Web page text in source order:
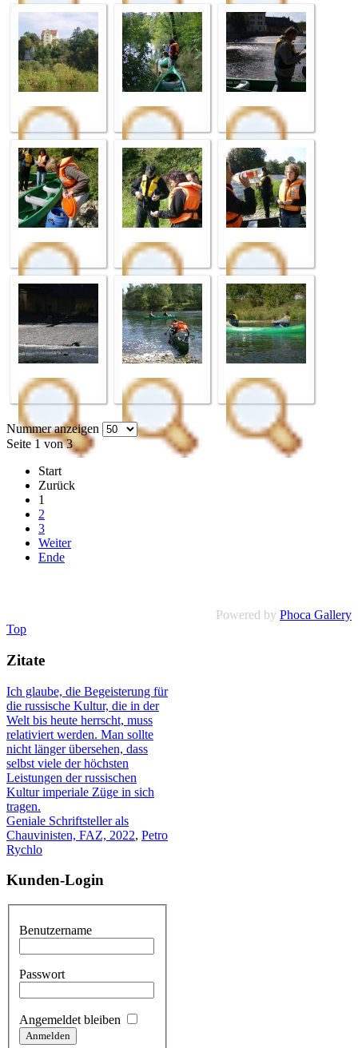
Nummer anzeigen
Seite 1 von 3
Start
Zurück
1
2
3
Weiter
Ende
Powered by Phoca Gallery
Top
Zitate
Ich glaube, die Begeisterung für
die russische Kultur, die in der
Welt bis heute herrscht, muss
relativiert werden. Man sollte
nicht länger übersehen, dass
selbst viele der höchsten
Leistungen der russischen
Kultur imperiale Züge in sich
tragen.
Geniale Schriftsteller als
Chauvinisten, FAZ, 2022, Petro
Rychlo
Kunden-Login
Benutzername
Passwort
Angemeldet bleiben